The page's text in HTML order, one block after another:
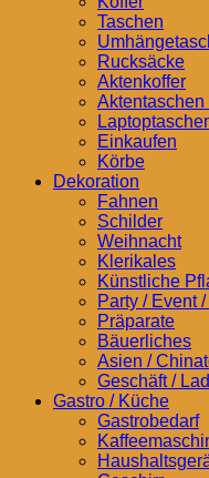
Taschen
Rucksäcke
Aktenkoffer
Aktentaschen
Einkaufen
Körbe
Dekoration
Fahnen
Schilder
Weihnacht
Klerikales
Künstliche
Party / Event
Präparate
Bäuerliches
Asien /
Geschäft /
Gastro / Küche
Gastrobedarf